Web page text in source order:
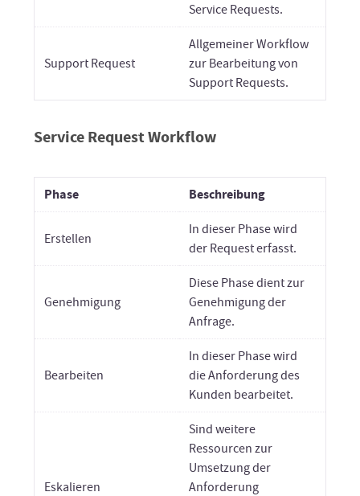
Service Requests.
Support Request
Allgemeiner Workflow
zur Bearbeitung von
Support Requests.
Service Request Workflow
Phase Beschreibung
Erstellen
In dieser Phase wird
der Request erfasst.
Genehmigung
Diese Phase dient zur
Genehmigung der
Anfrage.
Bearbeiten
In dieser Phase wird
die Anforderung des
Kunden bearbeitet.
Eskalieren
Sind weitere
Ressourcen zur
Umsetzung der
Anforderung